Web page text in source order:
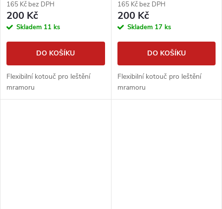
165 Kč bez DPH
200 Kč
Skladem 11 ks
DO KOŠÍKU
Flexibilní kotouč pro leštění
mramoru
165 Kč bez DPH
200 Kč
Skladem 17 ks
DO KOŠÍKU
Flexibilní kotouč pro leštění
mramoru